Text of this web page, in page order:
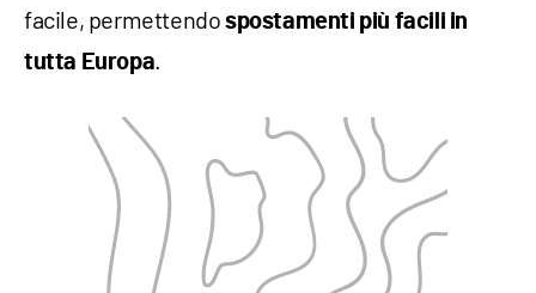
facile, permettendospostamenti più facili in
tutta Europa.